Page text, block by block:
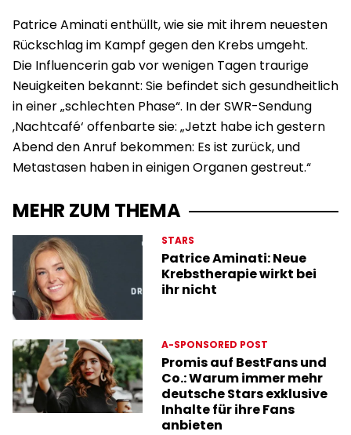
Patrice Aminati enthüllt, wie sie mit ihrem neuesten
Rückschlag im Kampf gegen den Krebs umgeht.
Die Influencerin gab vor wenigen Tagen traurige
Neuigkeiten bekannt: Sie befindet sich gesundheitlich
in einer „schlechten Phase“. In der SWR-Sendung
‚Nachtcafé‘ offenbarte sie: „Jetzt habe ich gestern
Abend den Anruf bekommen: Es ist zurück, und
Metastasen haben in einigen Organen gestreut.“
MEHR ZUM THEMA
STARS
Patrice Aminati: Neue
Krebstherapie wirkt bei
ihr nicht
A-SPONSORED POST
Promis auf BestFans und
Co.: Warum immer mehr
deutsche Stars exklusive
Inhalte für ihre Fans
anbieten